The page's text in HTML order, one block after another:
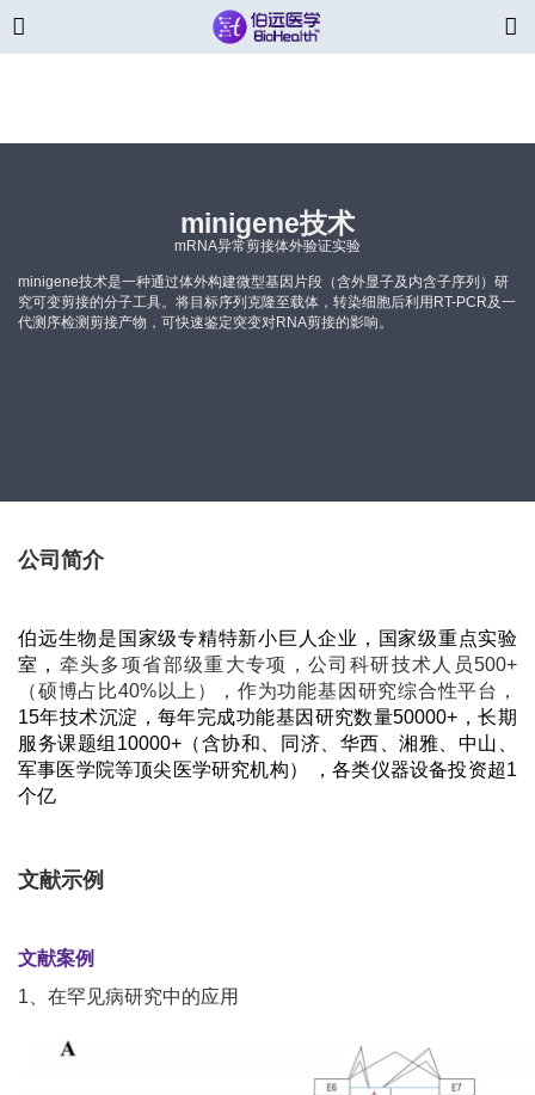
minigene技术
mRNA异常剪接体外验证实验
minigene技术是一种通过体外构建微型基因片段（含外显子及内含子序列）研
究可变剪接的分子工具。将目标序列克隆至载体，转染细胞后利用RT-PCR及一
代测序检测剪接产物，可快速鉴定突变对RNA剪接的影响。
公司简介
伯远生物是国家级专精特新小巨人企业， 国家级重点实验
室， 牵头多项省部级重大专项，公司科研技术人员500+
（硕博占比40%以上），作为功能基因研究综合性平台，
15年技术沉淀，每年完成功能基因研究数量50000+，长期
服务课题组10000+（含协和、同济、华西、湘雅、中山、
军事医学院等顶尖医学研究机构）
，各类仪器设备投资超1
个亿
文献示例
文献案例
1、在罕见病研究中的应用